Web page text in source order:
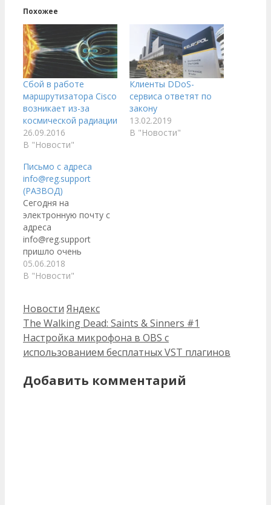
Похожее
Сбой в работе
маршрутизатора Cisco
возникает из-за
космической радиации
26.09.2016
В "Новости"
Клиенты DDoS-
сервиса ответят по
закону
13.02.2019
В "Новости"
Письмо с адреса
info@reg.support
(РАЗВОД)
Сегодня на
электронную почту с
адреса
info@reg.support
пришло очень
любопытное письмо о
том что домен может
"Оплатить" и
следующий текст:
Уважаемый клиент!
Уведомляем Вас о
том, что оплаченный
период регистрации
домена itapi.su подошел
05.06.2018
В "Новости"
Рубрики
Новости Метки
Яндекс
The Walking Dead: Saints & Sinners #1
Настройка микрофона в OBS с
использованием бесплатных VST плагинов
Добавить комментарий